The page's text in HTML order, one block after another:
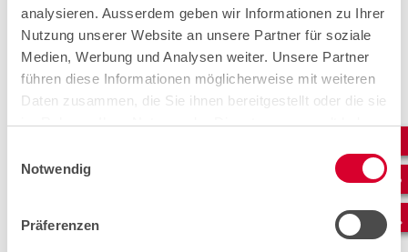
analysieren. Ausserdem geben wir Informationen zu Ihrer
Nutzung unserer Website an unsere Partner für soziale
Medien, Werbung und Analysen weiter. Unsere Partner
führen diese Informationen möglicherweise mit weiteren
Daten zusammen, die Sie ihnen bereitgestellt oder die sie
im Rahmen Ihrer Nutzung der Dienste gesammelt haben.
Notwendig
Präferenzen
Téléphone
E-mail*